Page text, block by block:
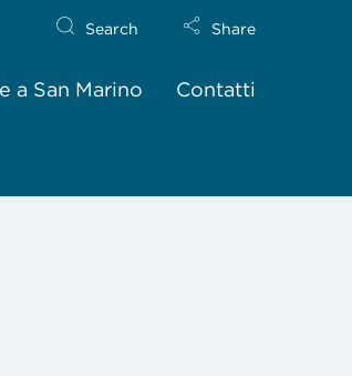
a San Marino Contatti
Search Share